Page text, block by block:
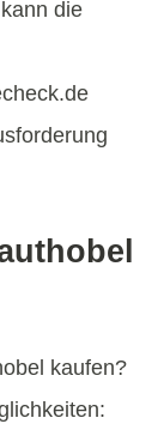
die
kaufen?